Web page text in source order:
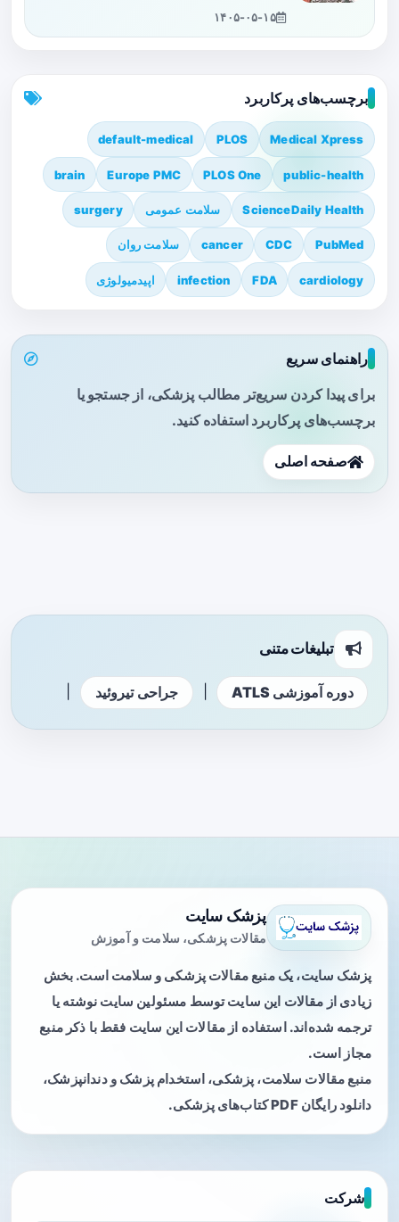
۱۴۰۵-۰۵-۱۵
برچسب‌های پرکاربرد
Medical Xpress
PLOS
default-medical
public-health
PLOS One
Europe PMC
brain
ScienceDaily Health سلامت عمومی surgery
PubMed
CDC
cancer سلامت روان
cardiology
FDA
infection اپیدمیولوژی
راهنمای سریع
برای پیدا کردن سریع‌تر مطالب پزشکی، از جستجو یا
برچسب‌های پرکاربرد استفاده کنید.
صفحه اصلی
تبلیغات متنی
دوره آموزشی ATLS جراحی تیروئید
پزشک سایت
مقالات پزشکی، سلامت و آموزش
پزشک سایت، یک منبع مقالات پزشکی و سلامت است. بخش
زیادی از مقالات این سایت توسط مسئولین سایت نوشته یا
ترجمه شده‌اند. استفاده از مقالات این سایت فقط با ذکر منبع
مجاز است.
منبع مقالات سلامت، پزشکی، استخدام پزشک و دندانپزشک،
دانلود رایگان PDF کتاب‌های پزشکی.
شرکت